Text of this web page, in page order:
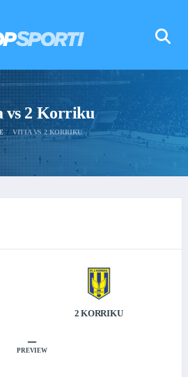
vs 2 Korriku
VITIA VS 2 KORRIKU
2 KORRIKU
–
PREVIEW